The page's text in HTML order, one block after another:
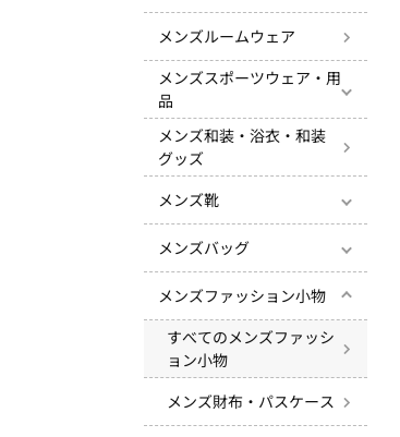
メンズルームウェア
メンズスポーツウェア・用
品
メンズ和装・浴衣・和装
グッズ
メンズ靴
メンズバッグ
メンズファッション小物
すべてのメンズファッシ
ョン小物
メンズ財布・パスケース